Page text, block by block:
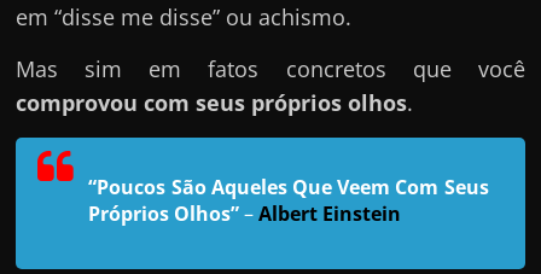
i
r
o
em “disse me disse” ou achismo.
Mas sim em fatos concretos que você
comprovou com seus próprios olhos.
“Poucos São Aqueles Que Veem Com Seus
Próprios Olhos”–Albert Einstein